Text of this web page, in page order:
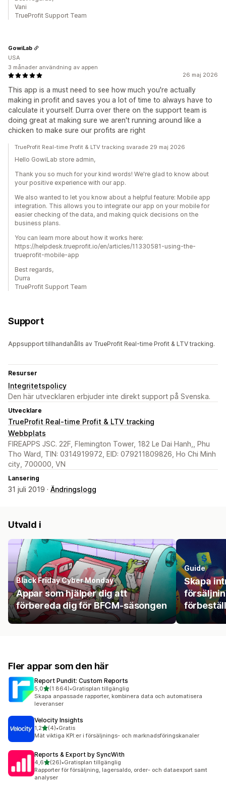
Vani
TrueProfit Support Team
26 maj 2026
This app is a must need to see how much you're actually
making in profit and saves you a lot of time to always have to
calculate it yourself. Durra over there on the support team is
doing great at making sure we aren't running around like a
chicken to make sure our profits are right
GowiLab
USA
3 månader användning av appen
TrueProfit Real-time Profit & LTV tracking svarade 29 maj 2026
Hello GowiLab store admin,
Thank you so much for your kind words! We're glad to know about
your positive experience with our app.
We also wanted to let you know about a helpful feature: Mobile app
integration. This allows you to integrate our app on your mobile for
easier checking of the data, and making quick decisions on the
business plans.
You can learn more about how it works here:
https://helpdesk.trueprofit.io/en/articles/11330581-using-the-
trueprofit-mobile-app
Best regards,
Durra
TrueProfit Support Team
Support
Appsupport tillhandahålls av TrueProfit Real-time Profit & LTV tracking.
Resurser
Integritetspolicy
Den här utvecklaren erbjuder inte direkt support på Svenska.
Utvecklare
TrueProfit Real-time Profit & LTV tracking
Webbplats
FIREAPPS JSC. 22F, Flemington Tower, 182 Le Dai Hanh,, Phu
Tho Ward, TIN: 0314919972, EID: 079211809826, Ho Chi Minh
city, 700000, VN
Lansering
31 juli 2019 · Ändringslogg
Utvald i
Black Friday Cyber Monday
Appar som hjälper dig att
förbereda dig för BFCM-säsongen
Guide
Skapa
Fler appar som den här
Report Pundit: Custom Reports
5,0av 5 stjärnor
(1 864)
1864 recensioner totalt
•Gratisplan tillgänglig
Skapa anpassade rapporter, kombinera data och automatisera
leveranser
Velocity Insights
1,2av 5 stjärnor
(4)
4 recensioner totalt
•Gratis
Mät viktiga KPI:er i försäljnings- och marknadsföringskanaler
Reports & Export by SyncWith
4,6av 5 stjärnor
(26)
26 recensioner totalt
•Gratisplan tillgänglig
Rapporter för försäljning, lagersaldo, order- och dataexport samt
analyser